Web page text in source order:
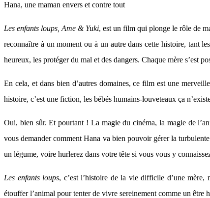
Hana, une maman envers et contre tout
Les enfants loups, Ame & Yuki, est un film qui plonge le rôle de
reconnaître à un moment ou à un autre dans cette histoire, tant
heureux, les protéger du mal et des dangers. Chaque mère s’est
En cela, et dans bien d’autres domaines, ce film est une
histoire, c’est une fiction, les bébés humains-louveteaux ça
Oui, bien sûr. Et pourtant ! La magie du cinéma, la magie de
vous demander comment Hana va bien pouvoir gérer la
un légume, voire hurlerez dans votre tête si vous vous y
Les enfants loups, c’est l’histoire de la vie difficile d’une
étouffer l’animal pour tenter de vivre sereinement comme un